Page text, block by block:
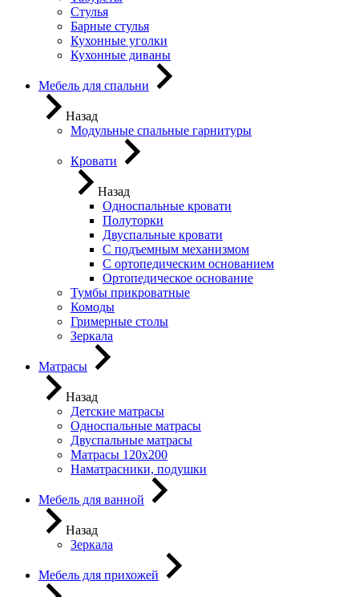
Стулья
Барные стулья
Кухонные уголки
Кухонные диваны
Мебель для спальни
Назад
Модульные спальные гарнитуры
Кровати
Назад
Односпальные кровати
Полуторки
Двуспальные кровати
С подъемным механизмом
С ортопедическим основанием
Ортопедическое основание
Тумбы прикроватные
Комоды
Гримерные столы
Зеркала
Матрасы
Назад
Детские матрасы
Односпальные матрасы
Двуспальные матрасы
Матрасы 120х200
Наматрасники, подушки
Мебель для ванной
Назад
Зеркала
Мебель для прихожей